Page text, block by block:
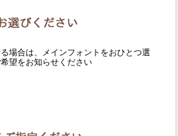
場合は、メインフォントをおひとつ選
望をお知らせください